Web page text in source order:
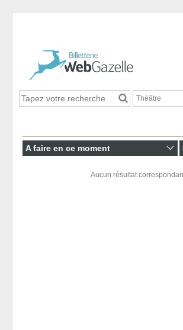
Théâtre
A faire en ce moment
Aucun résultat